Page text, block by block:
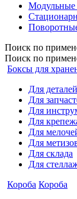
Модульные
Поиск по
Поиск по
Боксы для
Для деталей
Для
Для
Для
Для
Для
Для склада
Для
Короба Короба